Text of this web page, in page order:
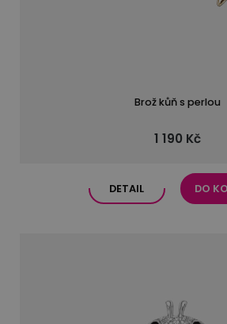
Brož kůň s perlou
1 190 Kč
DETAIL DO